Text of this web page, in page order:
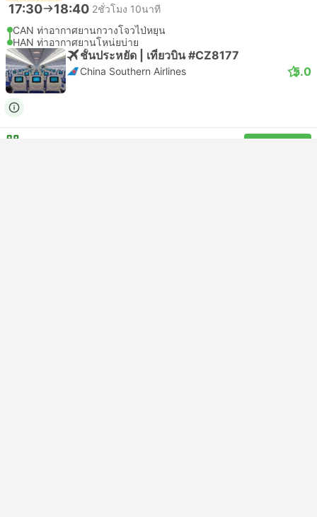
17:30 18:40 2ชั่วโมง 10นาที
CAN ท่าอากาศยานกวางโจวไป่หยุน
HAN ท่าอากาศยานโหน่ยบ่าย
ชั้นประหยัด | เที่ยวบิน #CZ8177
China Southern Airlines 5.0